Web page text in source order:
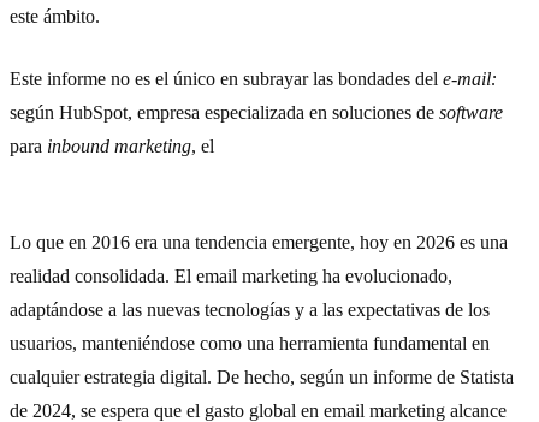
este ámbito.
Este informe no es el único en subrayar las bondades del e-mail:
según HubSpot, empresa especializada en soluciones de software
para inbound marketing, el
Lo que en 2016 era una tendencia emergente, hoy en 2026 es una
realidad consolidada. El email marketing ha evolucionado,
adaptándose a las nuevas tecnologías y a las expectativas de los
usuarios, manteniéndose como una herramienta fundamental en
cualquier estrategia digital. De hecho, según un informe de Statista
de 2024, se espera que el gasto global en email marketing alcance